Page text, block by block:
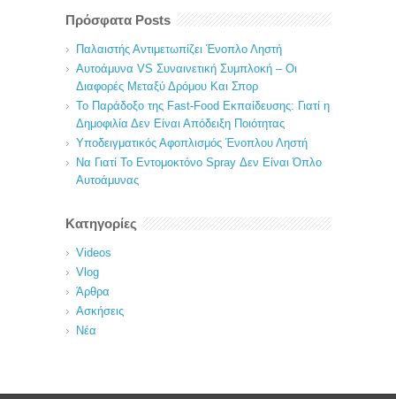
Πρόσφατα Posts
Παλαιστής Αντιμετωπίζει Ένοπλο Ληστή
Αυτοάμυνα VS Συναινετική Συμπλοκή – Οι
Διαφορές Μεταξύ Δρόμου Και Σπορ
Το Παράδοξο της Fast-Food Εκπαίδευσης: Γιατί η
Δημοφιλία Δεν Είναι Απόδειξη Ποιότητας
Υποδειγματικός Αφοπλισμός Ένοπλου Ληστή
Να Γιατί Το Εντομοκτόνο Spray Δεν Είναι Όπλο
Αυτοάμυνας
Κατηγορίες
Videos
Vlog
Άρθρα
Ασκήσεις
Νέα